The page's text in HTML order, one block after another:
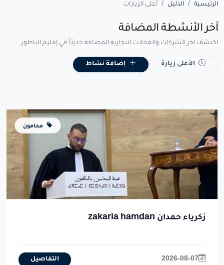
الرئيسية الدليل أعلى الزيارات
آخر الأنشطة المضافة
اكتشف آخر الشركات والمحلات التجارية المضافة حديثاً في إقليم الناظور.
الأعلى زيارة إضافة نشاط
محامون
زكرياء حمدان zakaria hamdan
2026-08-07 التفاصيل